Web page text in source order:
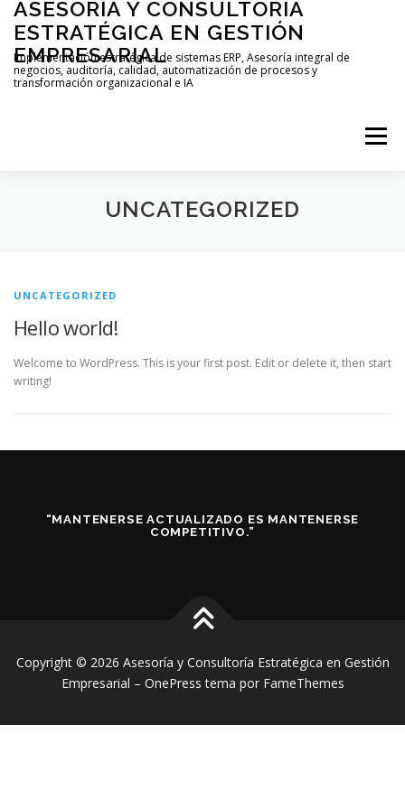
Saltar
contenido
ASESORÍA Y CONSULTORÍA
ESTRATÉGICA EN GESTIÓN
EMPRESARIAL
Implementación estratégica de sistemas ERP, Asesoría integral de
negocios, auditoría, calidad, automatización de procesos y
transformación organizacional e IA
Menú
NOSOTROS SERVICIOS
CONTACTO
UNCATEGORIZED
UNCATEGORIZED
Hello world!
Welcome to WordPress. This is your first post. Edit or delete it, then start
writing!
“MANTENERSE ACTUALIZADO ES MANTENERSE
COMPETITIVO.”
Copyright © 2026 Asesoría y Consultoría Estratégica en Gestión
Empresarial – OnePress tema por FameThemes